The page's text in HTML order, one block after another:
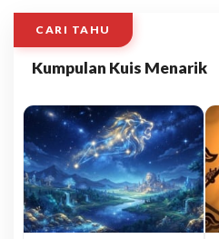
CARI TAHU
Kumpulan Kuis Menarik